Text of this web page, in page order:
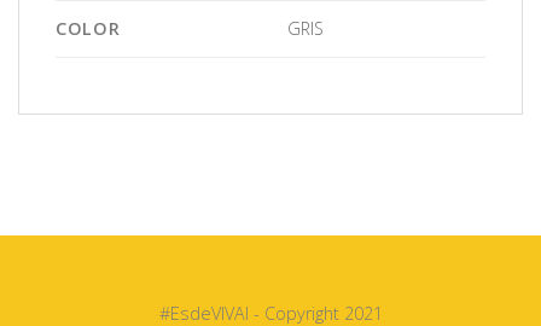
COLOR GRIS
#EsdeVIVAI - Copyright 2021